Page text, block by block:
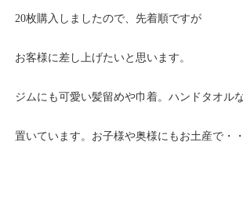
20枚購入しましたので、先着順ですが
お客様に差し上げたいと思います。
ジムにも可愛い髪留めや巾着。ハンドタオル
置いています。お子様や奥様にもお土産で・